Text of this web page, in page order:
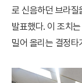
로 신음하던 브라
발표했다. 이 조치
밀어 올리는 결정타